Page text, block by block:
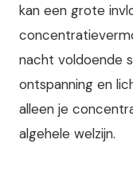
kan een grote
nacht voldoende
ontspanning en
alleen je
algehele welzijn.